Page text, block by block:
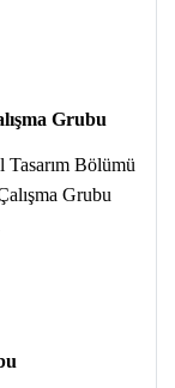
Grubu
Tasarım Bölümü
Grubu